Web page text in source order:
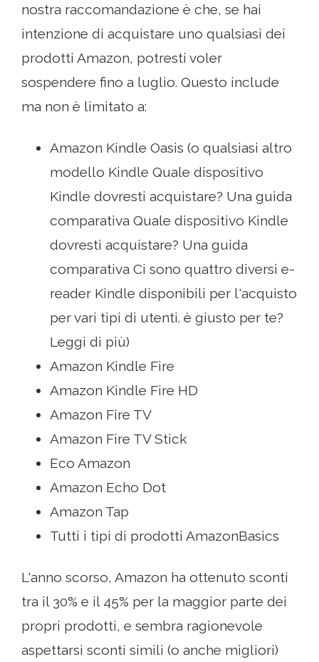
nostra raccomandazione è che, se hai
intenzione di acquistare uno qualsiasi dei
prodotti Amazon, potresti voler
sospendere fino a luglio. Questo include
ma non è limitato a:
Amazon Kindle Oasis (o qualsiasi altro
modello Kindle Quale dispositivo
Kindle dovresti acquistare? Una guida
comparativa Quale dispositivo Kindle
dovresti acquistare? Una guida
comparativa Ci sono quattro diversi e-
reader Kindle disponibili per l'acquisto
per vari tipi di utenti. è giusto per te?
Leggi di più)
Amazon Kindle Fire
Amazon Kindle Fire HD
Amazon Fire TV
Amazon Fire TV Stick
Eco Amazon
Amazon Echo Dot
Amazon Tap
Tutti i tipi di prodotti AmazonBasics
L'anno scorso, Amazon ha ottenuto sconti
tra il 30% e il 45% per la maggior parte dei
propri prodotti, e sembra ragionevole
aspettarsi sconti simili (o anche migliori)